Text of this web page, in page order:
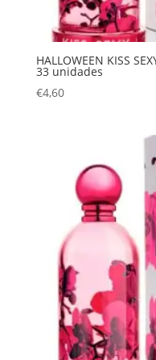
HALLOWEEN KISS
33 unidades
€4,60